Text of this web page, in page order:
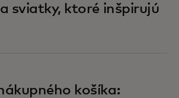
sviatky, ktoré inšpirujú
košíka: